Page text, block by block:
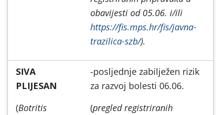
obavijesti od 05.06. i/ili
https://fis.mps.hr/fis/javna-
trazilica-szb/).
SIVA
PLIJESAN
(Botritis
-posljednje zabilježen rizik
za razvoj bolesti 06.06.
(pregled registriranih